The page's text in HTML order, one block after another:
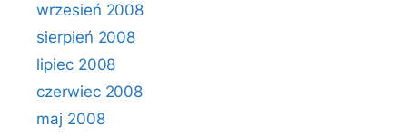
wrzesień 2008
sierpień 2008
lipiec 2008
czerwiec 2008
maj 2008